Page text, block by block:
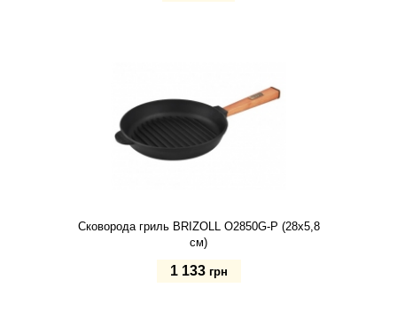
Сковорода гриль BRIZOLL O2850G-P (28х5,8
см)
1 133 грн